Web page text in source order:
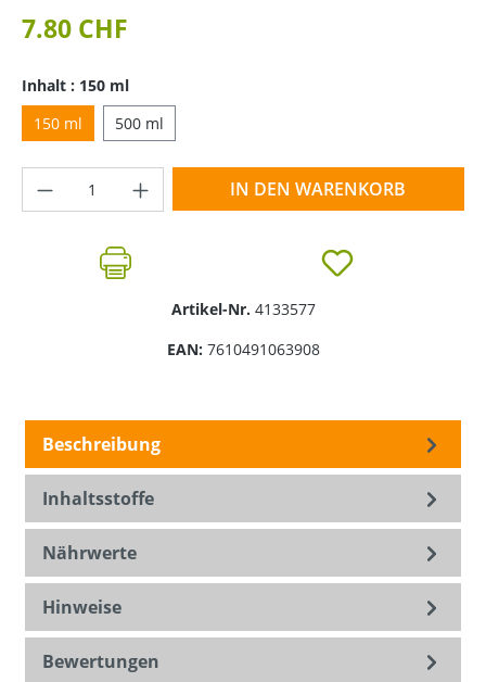
7.80 CHF
Inhalt : 150 ml
150 ml
500 ml
Produkt Anzahl: Gib den gewünschten
IN DEN WARENKORB
Artikel-Nr. 4133577
EAN: 7610491063908
Beschreibung
Inhaltsstoffe
Nährwerte
Hinweise
Bewertungen